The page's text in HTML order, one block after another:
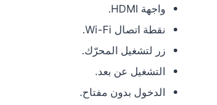
واجهة HDMI.
نقطة اتصال Wi-Fi.
زر لتشغيل المحرّك.
التشغيل عن بعد.
الدخول بدون مفتاح.